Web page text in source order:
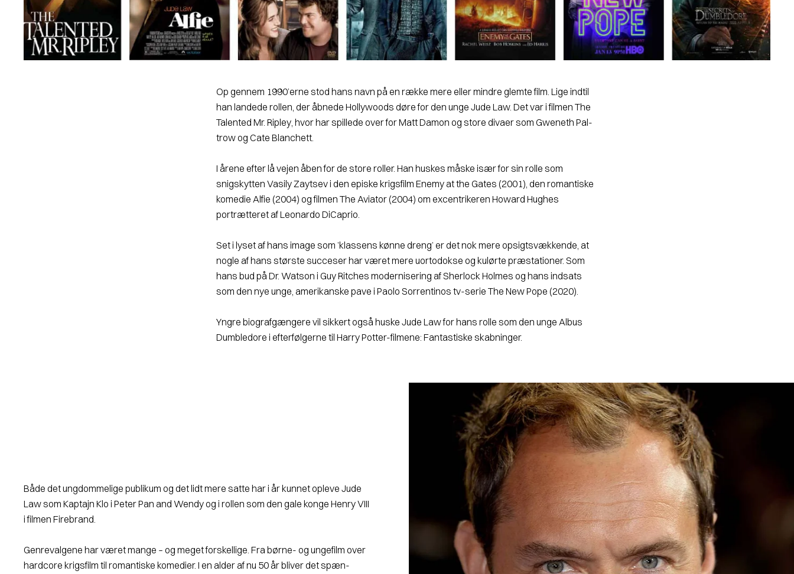
Op gennem 1990’erne stod hans navn på en række mere eller mindre glemte film. Lige indtil
han landede rol­len, der åbnede Hollywoods døre for den unge Jude Law. Det var i filmen The
Talented Mr. Ripley, hvor har spillede over for Matt Damon og store divaer som Gweneth Pal­
trow og Cate Blanchett.
I årene efter lå vejen åben for de store roller. Han huskes måske især for sin rolle som
snigskytten Vasily Zaytsev i den episke krigsfilm Enemy at the Gates (2001), den romantiske
komedie Alfie (2004) og filmen The Aviator (2004) om excentrikeren Howard Hughes
portrætteret af Leonardo DiCaprio.
Set i lyset af hans image som ’klassens kønne dreng’ er det nok mere opsigtsvækkende, at
nogle af hans største succeser har været mere uortodokse og kulørte præstati­oner. Som
hans bud på Dr. Watson i Guy Ritches moder­nisering afSherlock Holmes og hans indsats
som den nye unge, amerikanske pave i Paolo Sorrentinos tv-serie The New Pope (2020).
Yngre biografgængere vil sikkert også huske Jude Law for hans rolle som den unge Albus
Dumbledore i efterfølgerne til Harry Potter-filmene: Fantastiske skab­ninger.
Både det ungdommelige publikum og det lidt mere satte har i år kunnet opleve Jude
Law som Kaptajn Klo i Peter Pan and Wendyog i rollen som den gale konge Henry VIII
i filmen Firebrand.
Genrevalgene har været mange – og meget forskelli­ge. Fra børne- og ungefilm over
hardcore krigsfilm til ro­mantiske komedier. I en alder af nu 50 år bliver det spæn­